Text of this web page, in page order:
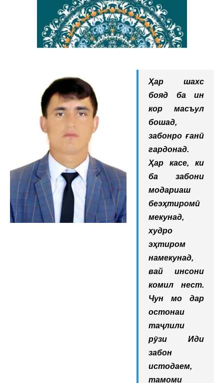
Ҳар шахс
бояд ба ин
кор масъул
бошад,
забонро ғанӣ
гардонад.
Ҳар касе, ки
ба забони
модариаш
беэҳтиромӣ
мекунад,
худро
эҳтиром
намекунад,
вай инсони
комил нест.
Чун мо дар
остонаи
таҷлили
рӯзи Иди
забон
истодаем,
тамоми